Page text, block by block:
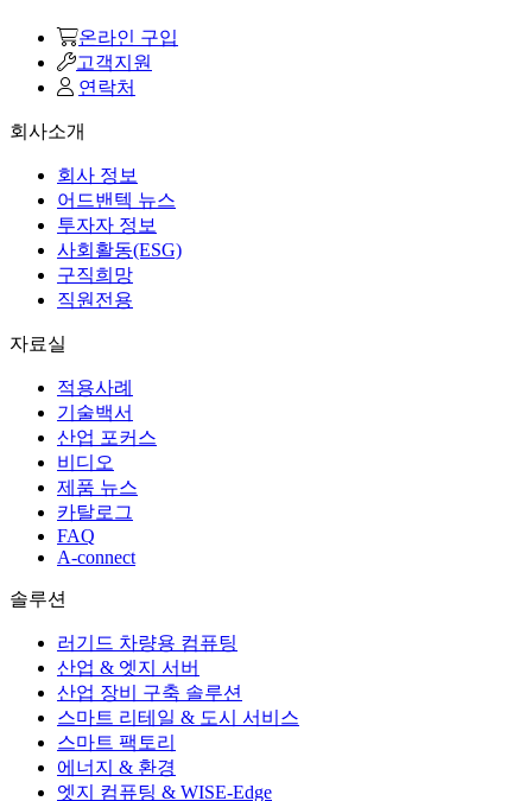
온라인 구입
고객지원
연락처
회사소개
회사 정보
어드밴텍 뉴스
투자자 정보
사회활동(ESG)
구직희망
직원전용
자료실
적용사례
기술백서
산업 포커스
비디오
제품 뉴스
카탈로그
FAQ
A-connect
솔루션
러기드 차량용 컴퓨팅
산업 & 엣지 서버
산업 장비 구축 솔루션
스마트 리테일 & 도시 서비스
스마트 팩토리
에너지 & 환경
엣지 컴퓨팅 & WISE-Edge